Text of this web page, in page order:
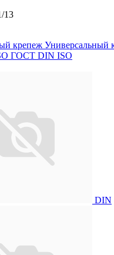
13
Универсальный
ГОСТ DIN ISO
DIN